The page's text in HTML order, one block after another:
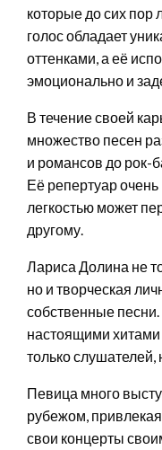
которые до сих
голос обладает
оттенками, а её
эмоционально и
В течение своей
множество песен
и романсов до рок-
Её репертуар
легкостью может
другому.
Лариса Долина не
но и творческая
собственные
настоящими
только слушателей,
Певица много
рубежом,
свои концерты